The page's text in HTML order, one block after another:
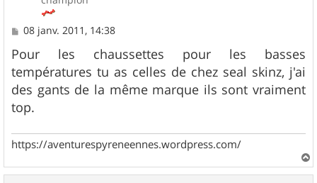
M
s
s
a
g
e
08 janv. 2011, 14:38
Pour les chaussettes pour les basses
températures tu as celles de chez seal skinz, j'ai
des gants de la même marque ils sont vraiment
top.
https://aventurespyreneennes.wordpress.com/
a